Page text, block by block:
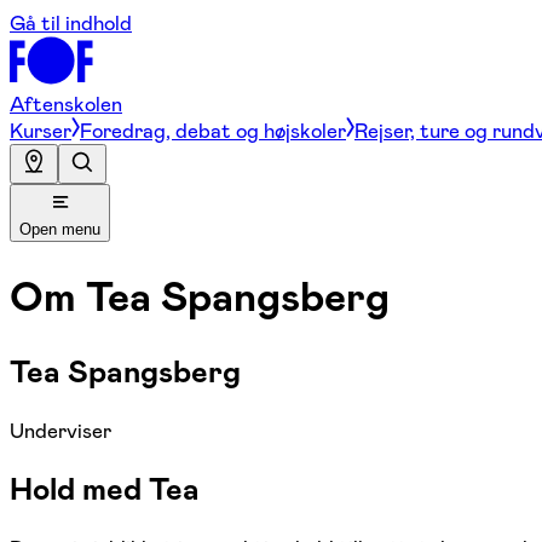
Gå til indhold
Aftenskolen
Kurser Foredrag, debat og højskoler Rejser, ture og
Open menu
Om Tea Spangsberg
Tea Spangsberg
Underviser
Hold med Tea